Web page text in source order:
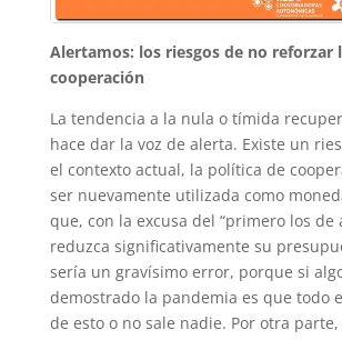
Alertamos: los riesgos de no reforzar
cooperación
La tendencia a la nula o tímida
hace dar la voz de alerta. Existe un
el contexto actual, la política de
ser nuevamente utilizada como
que, con la excusa del “primero los de
reduzca significativamente su
sería un gravísimo error, porque si
demostrado la pandemia es que todo
de esto o no sale nadie. Por otra